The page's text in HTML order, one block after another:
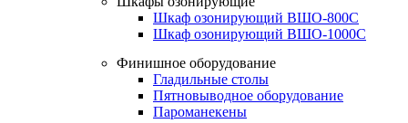
Шкаф озонирующий ВШО-800С
Шкаф озонирующий ВШО-1000С
Финишное оборудование
Гладильные столы
Пятновыводное оборудование
Пароманекены